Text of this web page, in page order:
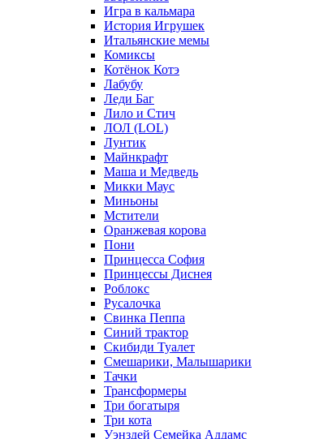
Игра в кальмара
История Игрушек
Итальянские мемы
Комиксы
Котёнок Котэ
Лабубу
Леди Баг
Лило и Стич
ЛОЛ (LOL)
Лунтик
Майнкрафт
Маша и Медведь
Микки Маус
Миньоны
Мстители
Оранжевая корова
Пони
Принцесса София
Принцессы Диснея
Роблокс
Русалочка
Свинка Пеппа
Синий трактор
Скибиди Туалет
Смешарики, Малышарики
Тачки
Трансформеры
Три богатыря
Три кота
Уэнздей Семейка Аддамс